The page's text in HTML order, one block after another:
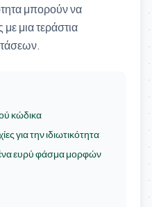
μπορούν να
μια τεράστια
κώδικα
για την ιδιωτικότητα
ένα ευρύ φάσμα μορφών